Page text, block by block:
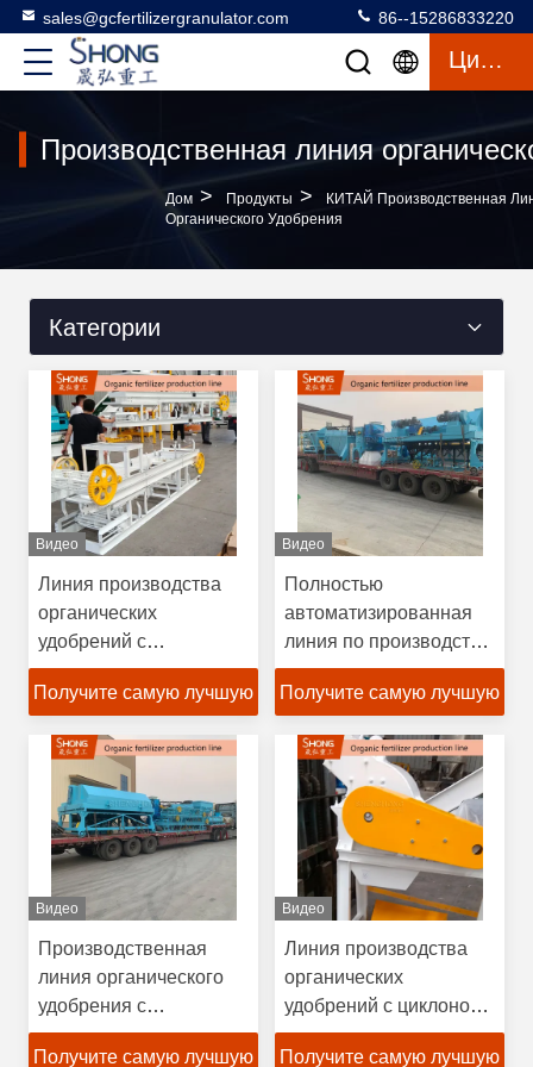
sales@gcfertilizergranulator.com 86--15286833220
Цитата
Производственная линия
Дом > Продукты >
КИТАЙ Производственная
Органического Удобрения
Категории
Видео
Линия производства
органических
удобрений с
установкой
зарубежных
месячная гарантия и
уровень
гранулирования > 95%
Получите самую лучшую
цену
Видео
Полностью
автоматизированная
линия по производству
органических
удобрений с
производительностью
5-15 т/ч
Получите самую лучшую
цену
Видео
Производственная
линия органического
удобрения с
вращающимся
барабанным
Получите самую лучшую
Видео
Линия производства
органических
удобрений с циклоном
+ пульсовым фильтром
и эффективностью
Получите самую лучшую